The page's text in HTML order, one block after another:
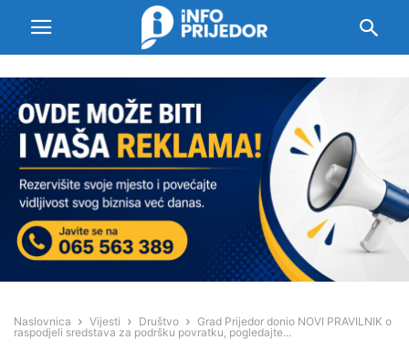
Naslovnica Vijesti Društvo
Grad Prijedor donio NOVI PRAVILNIK o
raspodjeli sredstava za podršku povratku, pogledajte...